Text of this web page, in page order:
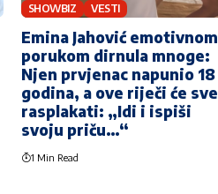
SHOWBIZ VESTI
Emina Jahović emotivnom
porukom dirnula mnoge:
Njen prvjenac napunio 18
godina, a ove riječi će sve
rasplakati: „Idi i ispiši
svoju priču…“
1 Min Read